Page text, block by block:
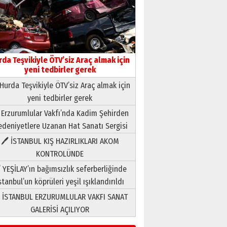
Teşvikiyle ÖTV’siz Araç almak için
yeni tedbirler gerek
Teşvikiyle ÖTV’siz Araç almak için
yeni tedbirler gerek
Vakfı’nda Kadim Şehirden
Uzanan Hat Sanatı Sergisi
🖊 İSTANBUL KIŞ HAZIRLIKLARI AKOM
KONTROLÜNDE
bağımsızlık seferberliğinde
köprüleri yeşil ışıklandırıldı
ERZURUMLULAR VAKFI SANAT
GALERİSİ AÇILIYOR
Neşat YALÇIN
Paranın Aile Kültüründeki Yeri
03 Ağustos 2026 Pazartesi
Yıldırım Gündoğdu
HAVVA’NIN ÜÇ KIZI
09 Temmuz 2026 Perşembe
Yusuf POLAT
Şampiyonluk Sebahattin
Şirin’e yazar